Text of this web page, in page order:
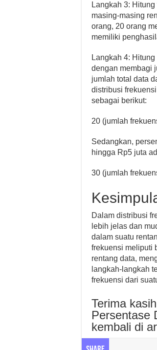
Langkah 3:
masing-masing
orang, 20 orang
memiliki
Langkah 4:
dengan membagi
jumlah total data
distribusi
sebagai berikut:
20 (jumlah
Sedangkan,
hingga Rp5 juta
30 (jumlah
Dalam distribusi
lebih jelas dan
dalam suatu
frekuensi meliputi
rentang data,
langkah-langkah
frekuensi dari
Terima
Persentase
kembali di